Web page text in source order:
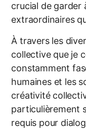
crucial de garder
extraordinaires
À travers les
collective que je
constamment
humaines et les
créativité
particulièrement
requis pour